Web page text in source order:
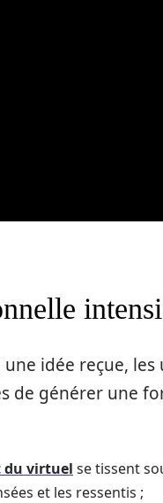
idée reçue,
de générer une
du virtuel se tissent
et les ressentis ;